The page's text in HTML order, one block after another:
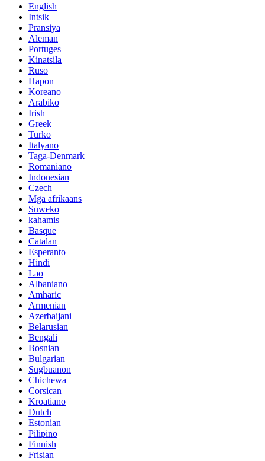
English
Intsik
Pransiya
Aleman
Portuges
Kinatsila
Ruso
Hapon
Koreano
Arabiko
Irish
Greek
Turko
Italyano
Taga-Denmark
Romaniano
Indonesian
Czech
Mga afrikaans
Suweko
kahamis
Basque
Catalan
Esperanto
Hindi
Lao
Albaniano
Amharic
Armenian
Azerbaijani
Belarusian
Bengali
Bosnian
Bulgarian
Sugbuanon
Chichewa
Corsican
Kroatiano
Dutch
Estonian
Pilipino
Finnish
Frisian